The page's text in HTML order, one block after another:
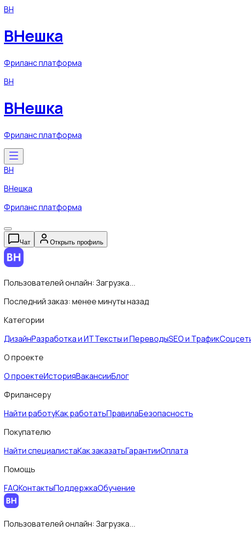
ВН
ВНешка
Фриланс платформа
ВН
ВНешка
Фриланс платформа
ВН
ВНешка
Фриланс платформа
Чат Открыть профиль
Пользователей онлайн: Загрузка...
Последний заказ: менее минуты назад
Категории
ДизайнРазработка и ИТТексты и ПереводыSEO и Трафик
О проекте
О проектеИсторияВакансииБлог
Фрилансеру
Найти работуКак работатьПравилаБезопасность
Покупателю
Найти специалистаКак заказатьГарантииОплата
Помощь
FAQКонтактыПоддержкаОбучение
Пользователей онлайн: Загрузка...